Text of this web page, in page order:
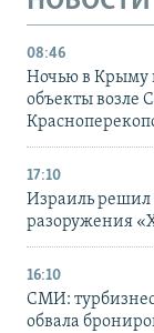
08:46
Ночью в Крыму
объекты возле
17:10
Израиль решил
разоружения
16:10
СМИ:
обвала